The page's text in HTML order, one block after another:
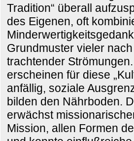
Tradition“ überall
des Eigenen, oft
Grundmuster vieler
trachtender
erscheinen für diese
anfällig, soziale
bilden den Nährboden.
erwächst
Mission, allen Formen